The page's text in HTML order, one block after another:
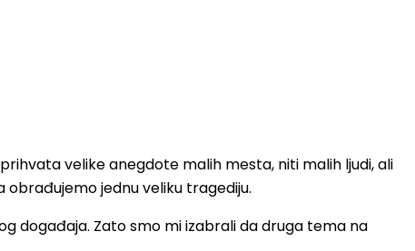
velike anegdote malih mesta, niti malih ljudi, ali
obrađujemo jednu veliku tragediju.
događaja. Zato smo mi izabrali da druga tema na